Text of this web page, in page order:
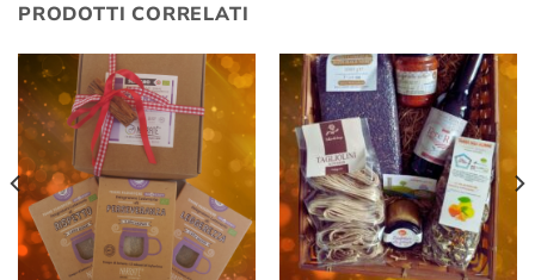
PRODOTTI CORRELATI